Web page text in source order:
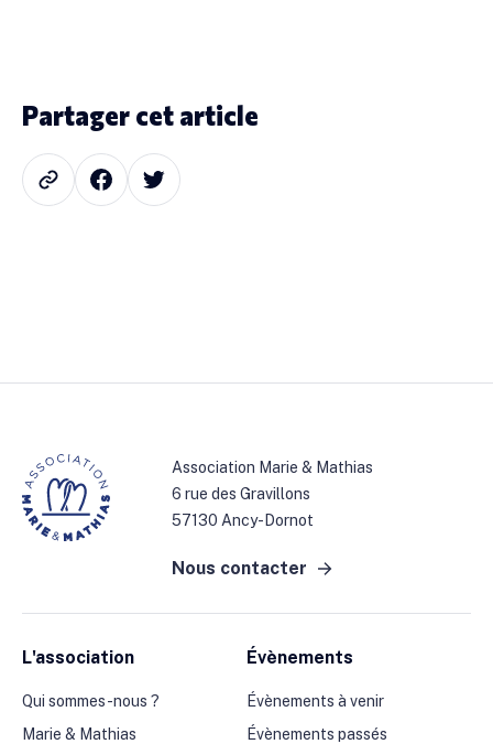
Partager cet article
L'association
Qui sommes-nous ?
Marie & Mathias
Évènements
Évènements à venir
Évènements passés
Association Marie & Mathias
6 rue des Gravillons
57130 Ancy-Dornot
Nous contacter